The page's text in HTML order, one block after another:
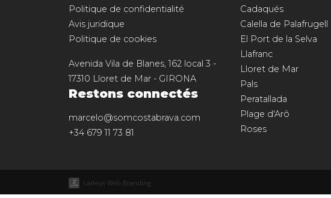
Politique de confidentialité
Avis juridique
Politique de cookies
Avenida Vila de Blanes, 162 local 3 -
17310 Lloret de Mar - GIRONA
Restons connectés
marcelo@somcostabrava.com
+34 679 11 73 81
Cadaqués
Calella de Palafrugell
El Port de la Selva
Llafranc
Lloret de Mar
Pals
Peratallada
Plage d'Arô
Roses
Ladeus Web Branding